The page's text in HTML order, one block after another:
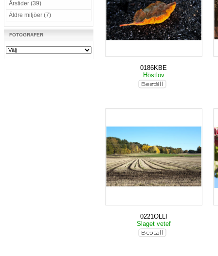
Årstider (39)
Äldre miljöer (7)
FOTOGRAFER
0186KBE
Höstlöv
0221OLLI
Slaget vetef